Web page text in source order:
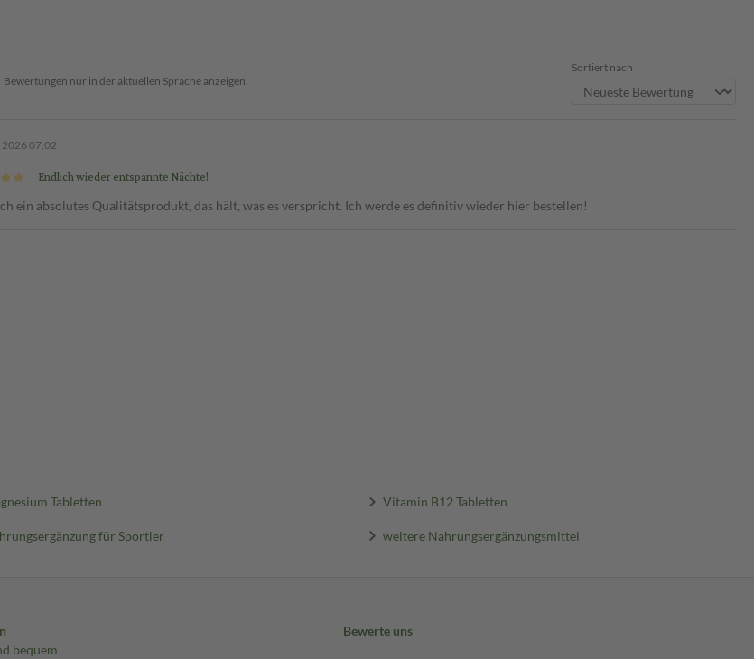
Bewertungen nur in der aktuellen Sprache anzeigen.
Sortiert nach
2026 07:02
Endlich wieder entspannte Nächte!
ein absolutes Qualitätsprodukt, das hält, was es verspricht. Ich werde es definitiv wieder hier bestellen!
Tabletten Vitamin B12 Tabletten
für Sportler weitere Nahrungsergänzungsmittel
bequem
Bewerte uns